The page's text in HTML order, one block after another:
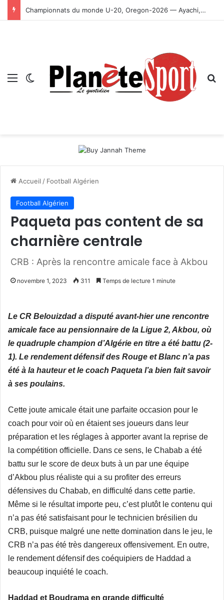
Championnats du monde U-20, Oregon-2026 — Ayachi, Dissa, Touahria et Ghezali en finale
Menu Switch skin
Accueil / Football Algérien
Football Algérien
Paqueta pas content de sa
charnière centrale
CRB : Après la rencontre amicale face à Akbou
novembre 1, 2023 311 Temps de lecture 1 minute
Le CR Belouizdad a disputé avant-hier une rencontre
amicale face au pensionnaire de la Ligue 2, Akbou, où
le quadruple champion d’Algérie en titre a été battu (2-
1). Le rendement défensif des Rouge et Blanc n’a pas
été à la hauteur et le coach Paqueta l’a bien fait savoir
à ses poulains.
Cette joute amicale était une parfaite occasion pour le
coach pour voir où en étaient ses joueurs dans leur
préparation et les réglages à apporter avant la reprise de
la compétition officielle. Dans ce sens, le Chabab a été
battu sur le score de deux buts à un par une équipe
d’Akbou plus réaliste qui a su profiter des erreurs
défensives du Chabab, en difficulté dans cette partie.
Même si le résultat importe peu, c’est plutôt le contenu qui
n’a pas été satisfaisant pour le technicien brésilien du
CRB, puisque malgré une nette domination dans le jeu, le
CRB n’a pas été très dangereux offensivement. En outre,
le rendement défensif des coéquipiers de Haddad a
beaucoup inquiété le coach.
Haddad et Boudrama en grande difficulté